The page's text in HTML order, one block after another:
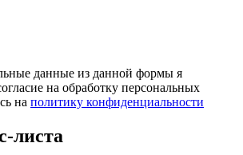
данные из данной формы я
на обработку персональных
на политику конфиденциальности
листа